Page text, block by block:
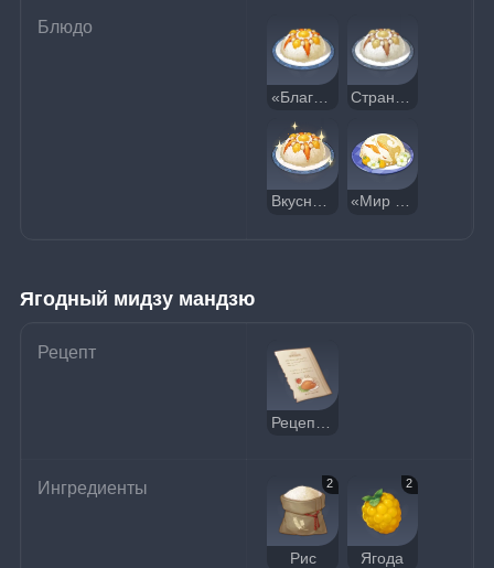
Блюдо
«Благоденствие»
Вкусное «Благоденствие» «Мир и процветание»
Ягодный мидзу мандзю
Рецепт
Ингредиенты 2
Рис
2
Ягода